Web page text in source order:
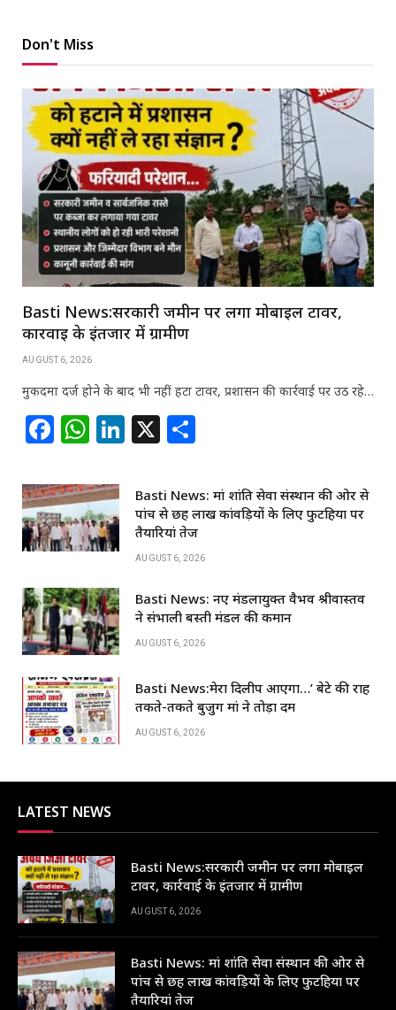
Don't Miss
Basti News:सरकारी जमीन पर लगा मोबाइल टावर,
कार्रवाई के इंतजार में ग्रामीण
AUGUST 6, 2026
मुकदमा दर्ज होने के बाद भी नहीं हटा टावर, प्रशासन की कार्रवाई पर उठ रहे…
F
c
e
b
o
k
W
at
s
A
p
Li
k
e
dI
n
X
ar
e
Basti News: मां शांति सेवा संस्थान की ओर से
पांच से छह लाख कांवड़ियों के लिए फुटहिया पर
तैयारियां तेज
AUGUST 6, 2026
Basti News: नए मंडलायुक्त वैभव श्रीवास्तव
ने संभाली बस्ती मंडल की कमान
AUGUST 6, 2026
Basti News:मेरा दिलीप आएगा…’ बेटे की राह
तकते-तकते बुजुर्ग मां ने तोड़ा दम
AUGUST 6, 2026
LATEST NEWS
Basti News:सरकारी जमीन पर लगा मोबाइल
टावर, कार्रवाई के इंतजार में ग्रामीण
AUGUST 6, 2026
Basti News: मां शांति सेवा संस्थान की ओर से
पांच से छह लाख कांवड़ियों के लिए फुटहिया पर
तैयारियां तेज